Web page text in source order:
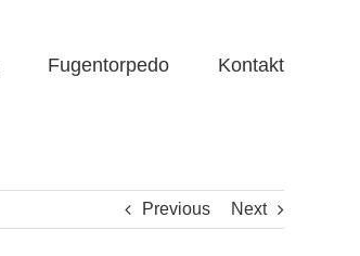
Fugentorpedo Kontakt
Previous Next